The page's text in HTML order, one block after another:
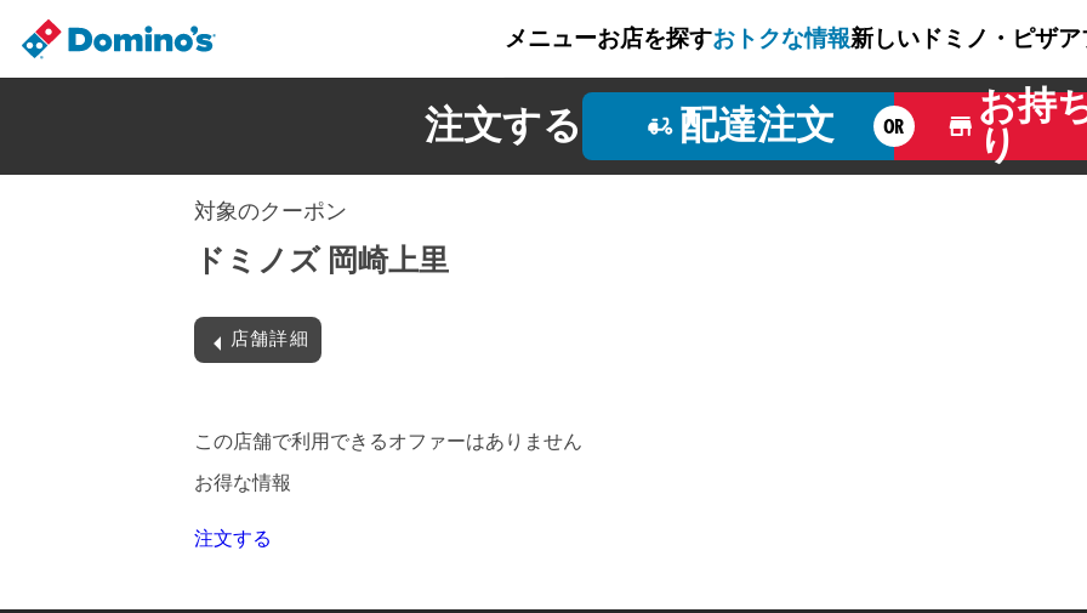
メニューお店を探すおトクな情報新しいドミノ・ピザア
注文する 配達注文 OR
お持
り
対象のクーポン
ドミノズ 岡崎上里
店舗詳細
この店舗で利用できるオファーはありません
お得な情報
注文する